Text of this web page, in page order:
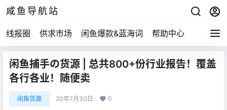
咸鱼导航站
线报圈 供求市场 闲鱼爆款&蓝海词 帮助中心
闲鱼捕手の货源 | 总共800+份行业报告！覆盖
各行各业！随便卖
闲鱼货源 20年7月30日 0